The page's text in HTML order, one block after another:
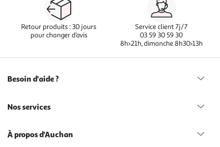
Retour produits : 30 jours
pour changer d’avis
Service client 7j/7
03 59 30 59 30
8h>21h, dimanche 8h30>13h
Besoin d'aide ?
Nos services
À propos d'Auchan